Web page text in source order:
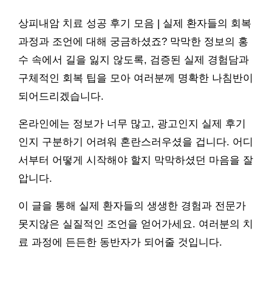
상피내암 치료 성공 후기 모음 | 실제 환자들의 회복
과정과 조언에 대해 궁금하셨죠? 막막한 정보의 홍
수 속에서 길을 잃지 않도록, 검증된 실제 경험담과
구체적인 회복 팁을 모아 여러분께 명확한 나침반이
되어드리겠습니다.
온라인에는 정보가 너무 많고, 광고인지 실제 후기
인지 구분하기 어려워 혼란스러우셨을 겁니다. 어디
서부터 어떻게 시작해야 할지 막막하셨던 마음을 잘
압니다.
이 글을 통해 실제 환자들의 생생한 경험과 전문가
못지않은 실질적인 조언을 얻어가세요. 여러분의 치
료 과정에 든든한 동반자가 되어줄 것입니다.